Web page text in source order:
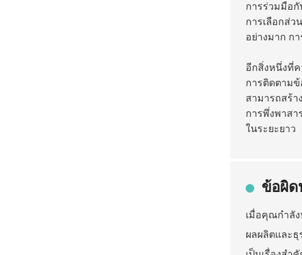
การร่วมมือ
การเลือกส่
อย่างมาก ก
อีกสิ่งหนึ่งที่
การติดตาม
สามารถสร้า
การพึ่งพาส
ในระยะยาว
ข้อผิด
เมื่อคุณกำลัง
ผลผลิตและ